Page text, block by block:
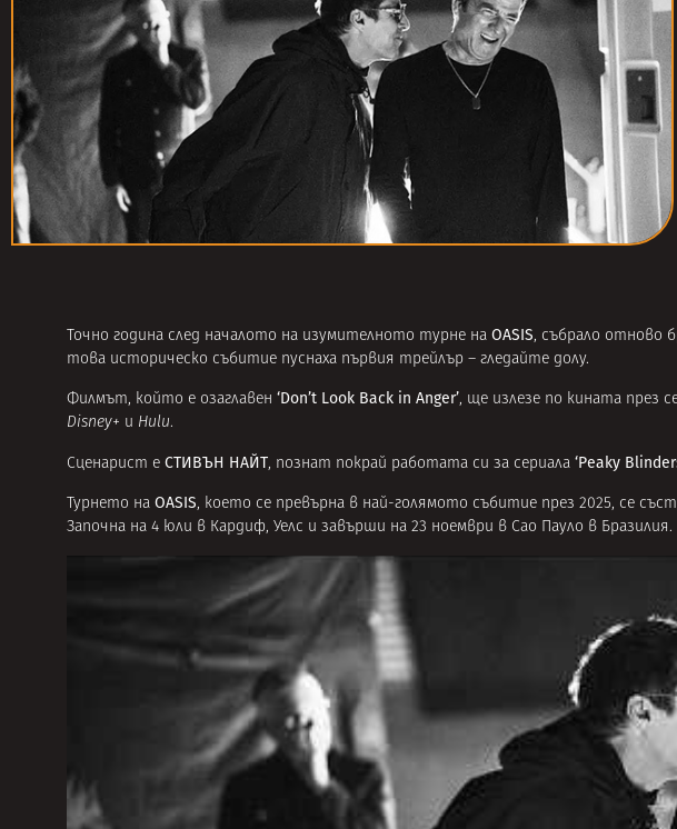
Точно година след началото на изумителното турне на OASIS, събрало отново
това историческо събитие пуснаха първия трейлър – гледайте долу.
Филмът, който е озаглавен ‘Don’t Look Back in Anger’, ще излезе по кината през
Disney+ и Hulu.
Сценарист е СТИВЪН НАЙТ, познат покрай работата си за сериала ‘Peaky
Турнето на OASIS, което се превърна в най-голямото събитие през 2025, се
Започна на 4 юли в Кардиф, Уелс и завърши на 23 ноември в Сао Пауло в Бразилия.